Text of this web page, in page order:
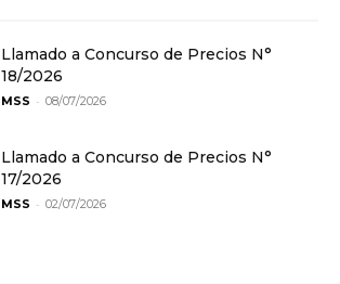
Llamado a Concurso de Precios N°
18/2026
MSS - 08/07/2026
Llamado a Concurso de Precios N°
17/2026
MSS - 02/07/2026